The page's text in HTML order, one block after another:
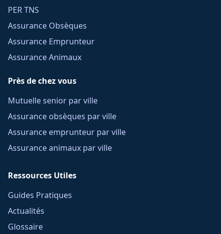
PER TNS
Assurance Obsèques
Assurance Emprunteur
Assurance Animaux
Près de chez vous
Mutuelle senior par ville
Assurance obsèques par ville
Assurance emprunteur par ville
Assurance animaux par ville
Ressources Utiles
Guides Pratiques
Actualités
Glossaire